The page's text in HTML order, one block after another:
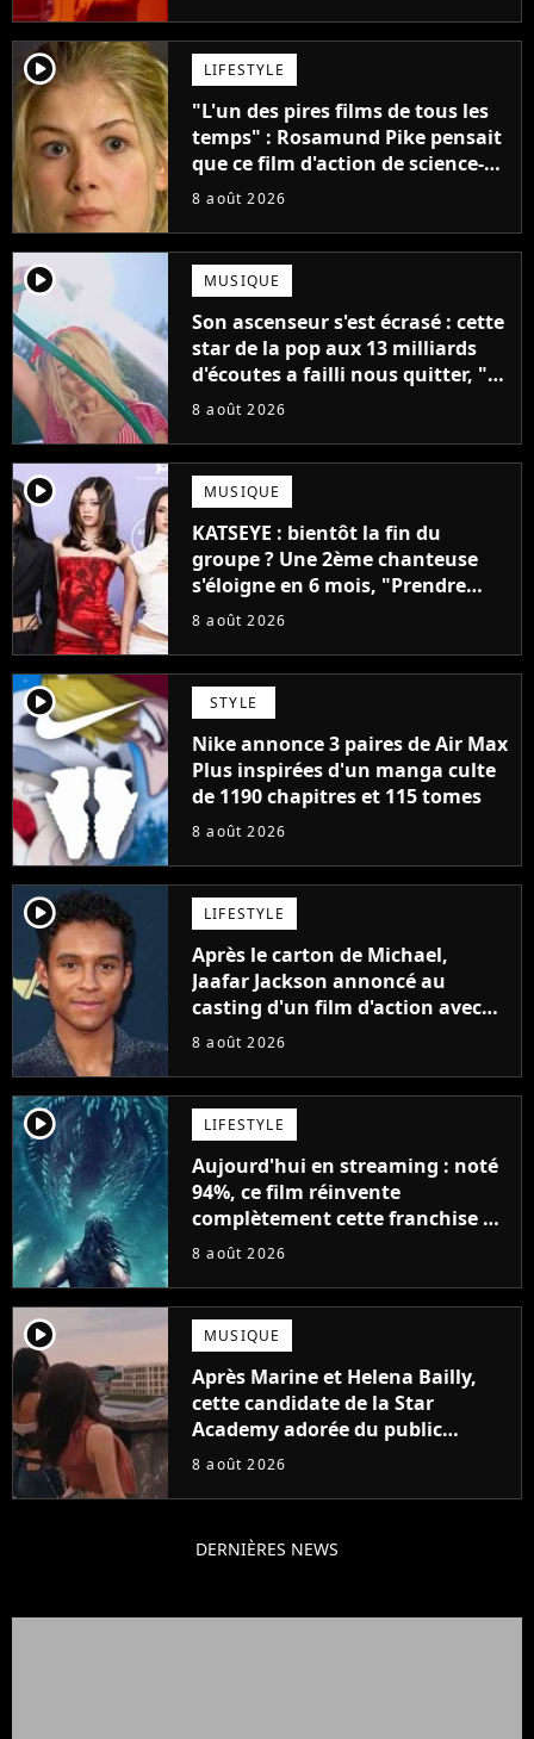
player2 LIFESTYLE
"L'un des pires films de tous les
temps" : Rosamund Pike pensait
que ce film d'action de science-
fiction avec Dwayne Johnson
8 août 2026
player2 MUSIQUE
Son ascenseur s'est écrasé : cette
star de la pop aux 13 milliards
d'écoutes a failli nous quitter, "Je
pensais ne plus jamais chanter"
8 août 2026
player2 MUSIQUE
KATSEYE : bientôt la fin du
groupe ? Une 2ème chanteuse
s'éloigne en 6 mois, "Prendre
cette décision n’a pas été facile"
8 août 2026
player2 STYLE
Nike annonce 3 paires de Air Max
Plus inspirées d'un manga culte
de 1190 chapitres et 115 tomes
8 août 2026
player2 LIFESTYLE
Après le carton de Michael,
Jaafar Jackson annoncé au
casting d'un film d'action avec
Will Smith
8 août 2026
player2 LIFESTYLE
Aujourd'hui en streaming : noté
94%, ce film réinvente
complètement cette franchise de
science-fiction vieille de 40 ans
8 août 2026
player2 MUSIQUE
Après Marine et Helena Bailly,
cette candidate de la Star
Academy adorée du public
annonce son premier album,
8 août 2026
DERNIÈRES NEWS